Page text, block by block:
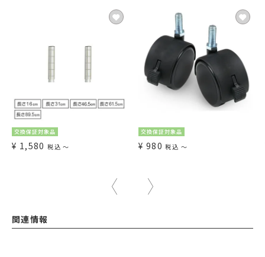
交換保証対象品
¥ 1,580 税込 〜
交換保証対象品
¥ 980 税込 〜
関連情報